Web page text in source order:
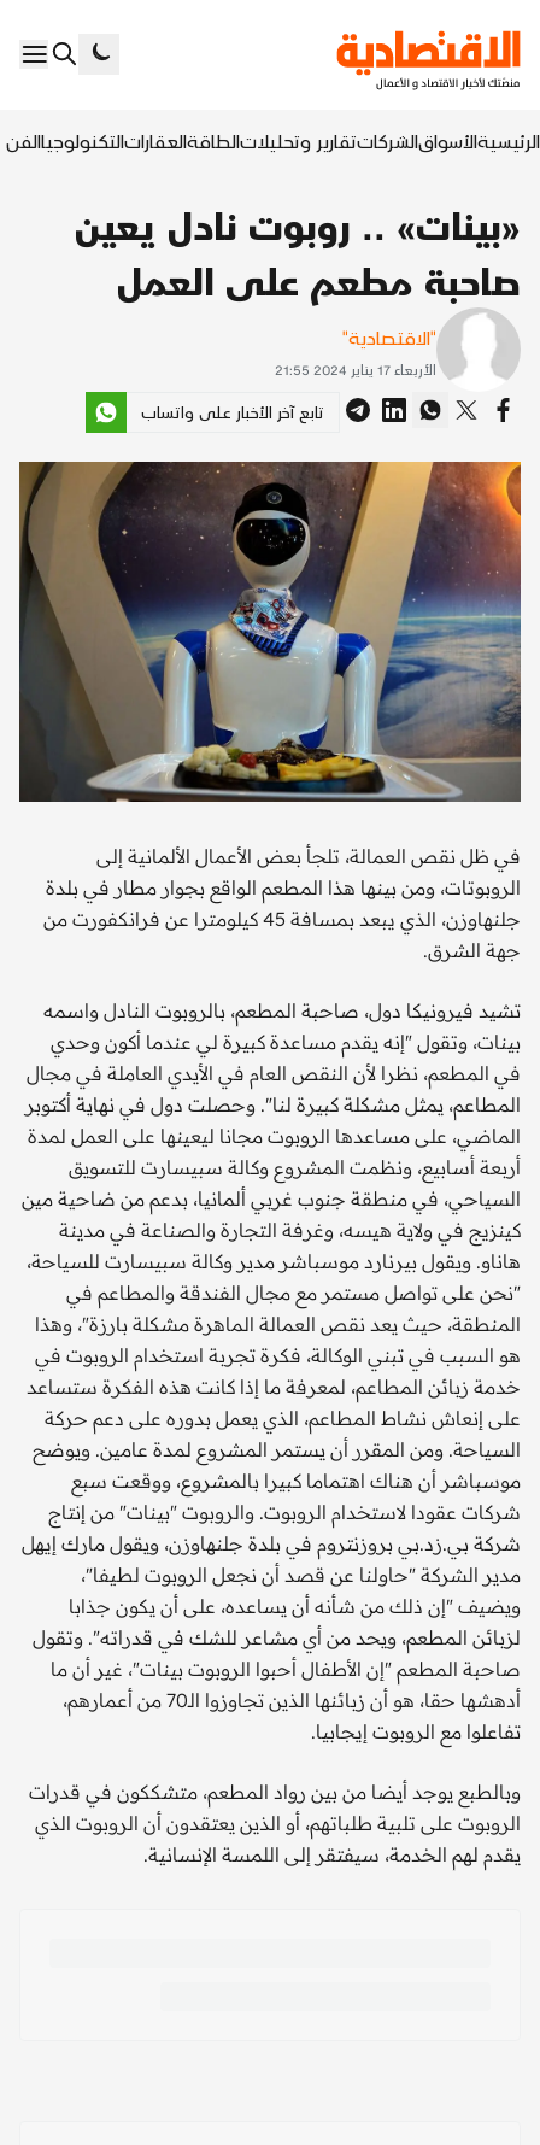
الرئيسيةالأسواقالشركاتتقارير وتحليلاتالطاقةالعقاراتالتكنولوجياالفن
«بينات» .. روبوت نادل يعين
صاحبة مطعم على العمل
"الاقتصادية"
الأربعاء 17 يناير 2024 21:55
تابع آخر الأخبار على واتساب
في ظل نقص العمالة، تلجأ بعض الأعمال الألمانية إلى
الروبوتات، ومن بينها هذا المطعم الواقع بجوار مطار في بلدة
جلنهاوزن، الذي يبعد بمسافة 45 كيلومترا عن فرانكفورت من
جهة الشرق.
تشيد فيرونيكا دول، صاحبة المطعم، بالروبوت النادل واسمه
بينات، وتقول "إنه يقدم مساعدة كبيرة لي عندما أكون وحدي
في المطعم، نظرا لأن النقص العام في الأيدي العاملة في مجال
المطاعم، يمثل مشكلة كبيرة لنا". وحصلت دول في نهاية أكتوبر
الماضي، على مساعدها الروبوت مجانا ليعينها على العمل لمدة
أربعة أسابيع، ونظمت المشروع وكالة سبيسارت للتسويق
السياحي، في منطقة جنوب غربي ألمانيا، بدعم من ضاحية مين
كينزيج في ولاية هيسه، وغرفة التجارة والصناعة في مدينة
هاناو. ويقول بيرنارد موسباشر مدير وكالة سبيسارت للسياحة،
"نحن على تواصل مستمر مع مجال الفندقة والمطاعم في
المنطقة، حيث يعد نقص العمالة الماهرة مشكلة بارزة"، وهذا
هو السبب في تبني الوكالة، فكرة تجربة استخدام الروبوت في
خدمة زبائن المطاعم، لمعرفة ما إذا كانت هذه الفكرة ستساعد
على إنعاش نشاط المطاعم، الذي يعمل بدوره على دعم حركة
السياحة. ومن المقرر أن يستمر المشروع لمدة عامين. ويوضح
موسباشر أن هناك اهتماما كبيرا بالمشروع، ووقعت سبع
شركات عقودا لاستخدام الروبوت. والروبوت "بينات" من إنتاج
شركة بي.زد.بي بروزنتروم في بلدة جلنهاوزن، ويقول مارك إيهل
مدير الشركة "حاولنا عن قصد أن نجعل الروبوت لطيفا"،
ويضيف "إن ذلك من شأنه أن يساعده، على أن يكون جذابا
لزبائن المطعم، ويحد من أي مشاعر للشك في قدراته". وتقول
صاحبة المطعم "إن الأطفال أحبوا الروبوت بينات"، غير أن ما
أدهشها حقا، هو أن زبائنها الذين تجاوزوا الـ70 من أعمارهم،
تفاعلوا مع الروبوت إيجابيا.
وبالطبع يوجد أيضا من بين رواد المطعم، متشككون في قدرات
الروبوت على تلبية طلباتهم، أو الذين يعتقدون أن الروبوت الذي
يقدم لهم الخدمة، سيفتقر إلى اللمسة الإنسانية.